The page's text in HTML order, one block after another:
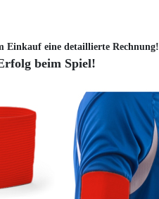
Einkauf eine detaillierte Rechnung!
beim Spiel!